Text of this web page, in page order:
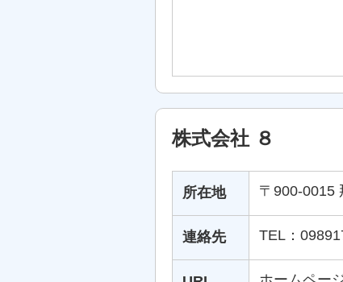
株式会社 ８
所在地 〒900-0015
連絡先 TEL：